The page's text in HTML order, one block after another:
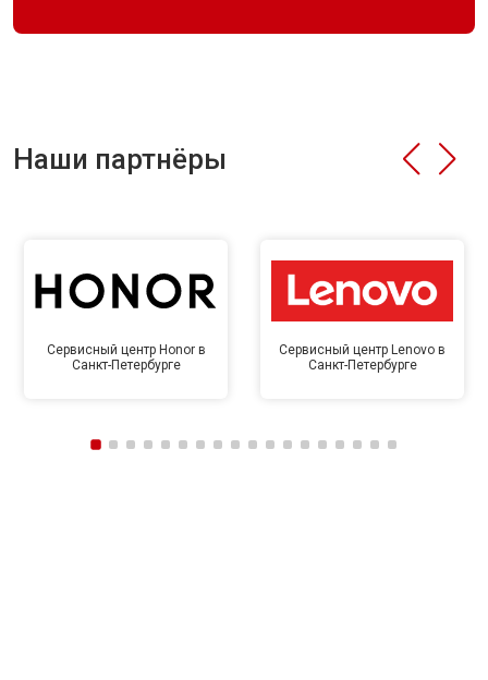
Наши партнёры
Сервисный центр Honor в
Санкт-Петербурге
Сервисный центр Lenovo в
Санкт-Петербурге